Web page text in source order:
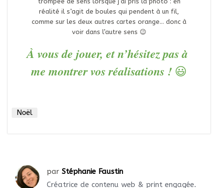
réalité il s’agit de boules qui pendent à un fil,
comme sur les deux autres cartes orange… donc à
voir dans l’autre sens 😉
À vous de jouer, et n’hésitez pas à
me montrer vos réalisations ! 😃
Noël
par Stéphanie Faustin
Créatrice de contenu web & print engagée.